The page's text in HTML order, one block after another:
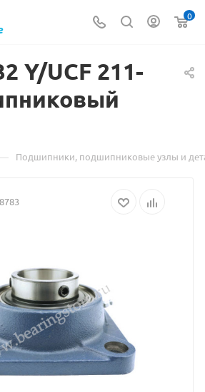
0
Y/UCF
о
211
32
32
узел
SKF
211-
Подшипники, подшипниковые узлы и